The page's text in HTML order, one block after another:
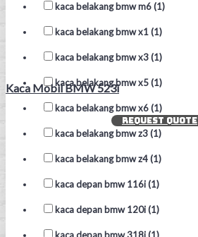
kaca belakang bmw m6 (1)
kaca belakang bmw x1 (1)
kaca belakang bmw x3 (1)
kaca belakang bmw x5 (1)
kaca belakang bmw x6 (1)
kaca belakang bmw z3 (1)
kaca belakang bmw z4 (1)
kaca depan bmw 116i (1)
kaca depan bmw 120i (1)
Kaca Mobil BMW 523i
REQUEST QUOTE